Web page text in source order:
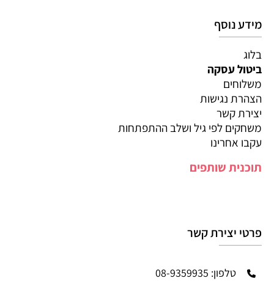
מידע נוסף
בלוג
ביטול עסקה
משלוחים
הצהרת נגישות
יצירת קשר
משחקים לפי גיל ושלב ההתפתחות
עקבו אחרינו
תוכנית שותפים
פרטי יצירת קשר
טלפון: 08-9359935